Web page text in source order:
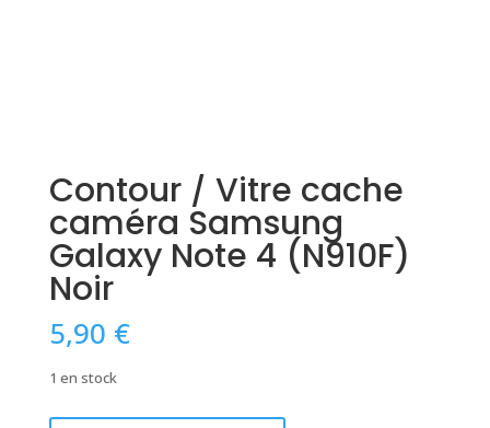
Contour / Vitre cache
caméra Samsung
Galaxy Note 4 (N910F)
Noir
5,90 €
1 en stock